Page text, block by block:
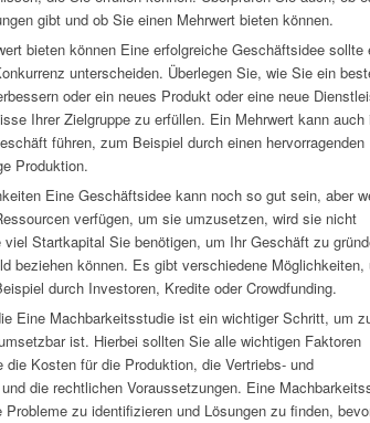
gibt und ob Sie einen Mehrwert bieten können.
bieten können Eine erfolgreiche Geschäftsidee sollte
unterscheiden. Überlegen Sie, wie Sie ein
oder ein neues Produkt oder eine neue
Ihrer Zielgruppe zu erfüllen. Ein Mehrwert kann auch
führen, zum Beispiel durch einen hervorragenden
Produktion.
Eine Geschäftsidee kann noch so gut sein, aber
verfügen, um sie umzusetzen, wird sie nicht
Startkapital Sie benötigen, um Ihr Geschäft zu
beziehen können. Es gibt verschiedene Möglichkeiten,
durch Investoren, Kredite oder Crowdfunding.
Eine Machbarkeitsstudie ist ein wichtiger Schritt, um
ist. Hierbei sollten Sie alle wichtigen Faktoren
Kosten für die Produktion, die Vertriebs- und
die rechtlichen Voraussetzungen. Eine
zu identifizieren und Lösungen zu finden,